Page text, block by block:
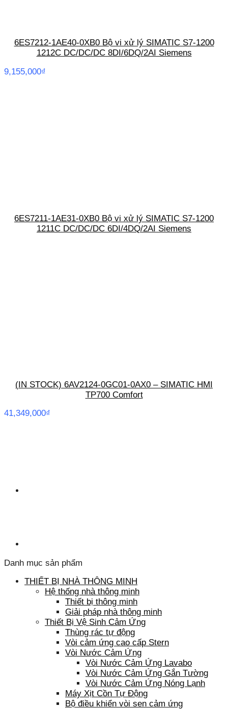
6ES7212-1AE40-0XB0 Bộ vi xử lý SIMATIC S7-1200
1212C DC/DC/DC 8DI/6DQ/2AI Siemens
9,155,000₫
6ES7211-1AE31-0XB0 Bộ vi xử lý SIMATIC S7-1200
1211C DC/DC/DC 6DI/4DQ/2AI Siemens
(IN STOCK) 6AV2124-0GC01-0AX0 – SIMATIC HMI
TP700 Comfort
41,349,000₫
Danh mục sản phẩm
THIẾT BỊ NHÀ THÔNG MINH
Hệ thống nhà thông minh
Thiết bị thông minh
Giải pháp nhà thông minh
Thiết Bị Vệ Sinh Cảm Ứng
Thùng rác tự động
Vòi cảm ứng cao cấp Stern
Vòi Nước Cảm Ứng
Vòi Nước Cảm Ứng Lavabo
Vòi Nước Cảm Ứng Gắn Tường
Vòi Nước Cảm Ứng Nóng Lạnh
Máy Xịt Cồn Tự Động
Bộ điều khiển vòi sen cảm ứng